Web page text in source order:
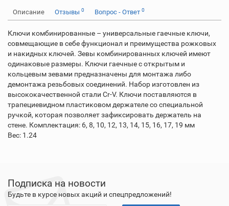
Описание Отзывы 0 Вопрос - Ответ 0
Ключи комбинированные – универсальные гаечные ключи,
совмещающие в себе функционал и преимущества рожковых
и накидных ключей. Зевы комбинированных ключей имеют
одинаковые размеры. Ключи гаечные с открытым и
кольцевым зевами предназначены для монтажа либо
демонтажа резьбовых соединений. Набор изготовлен из
высококачественной стали Cr-V. Ключи поставляются в
трапециевидном пластиковом держателе со специальной
ручкой, которая позволяет зафиксировать держатель на
стене. Комплектация: 6, 8, 10, 12, 13, 14, 15, 16, 17, 19 мм
Вес: 1.24
Подписка на новости
Будьте в курсе новых акций и спецпредложений!